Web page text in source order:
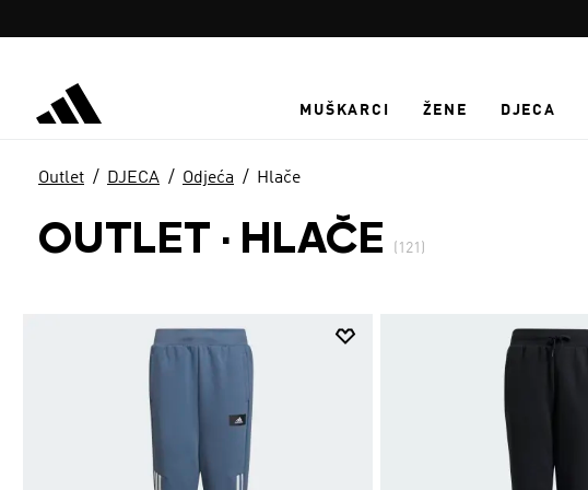
MUŠKARCI ŽENE DJECA
Outlet DJECA Odjeća Hlače
OUTLET · HLAČE (121)